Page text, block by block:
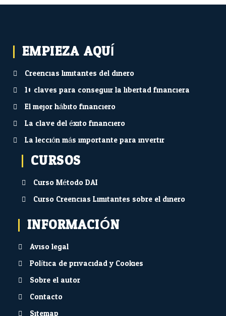
EMPIEZA AQUÍ...
Creencias limitantes del dinero
10 claves para conseguir la libertad financiera
El mejor hábito financiero
La clave del éxito financiero
La lección más importante para invertir
CURSOS
Curso Método DAI
Curso Creencias Limitantes sobre el dinero
INFORMACIÓN
Aviso legal
Política de privacidad y Cookies
Sobre el autor
Contacto